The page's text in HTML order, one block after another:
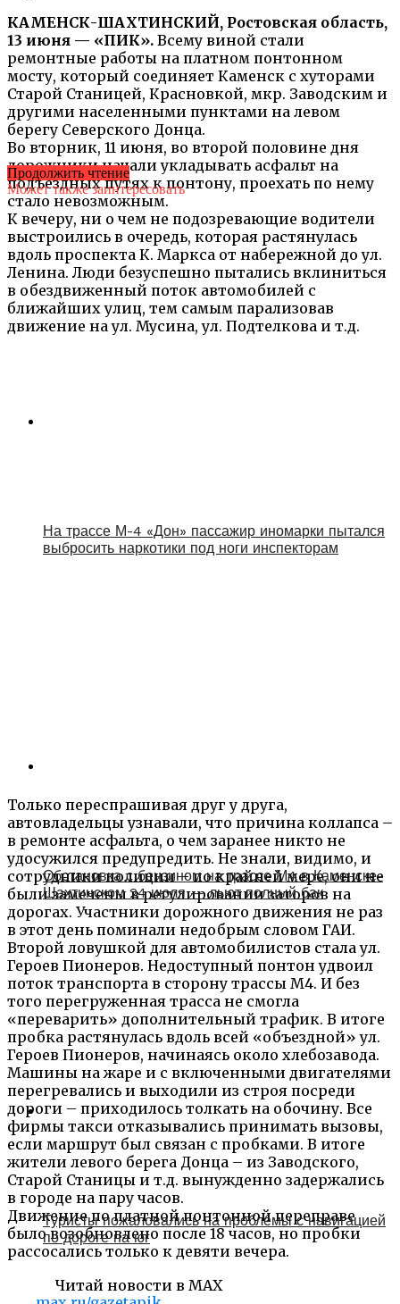
КАМЕНСК-ШАХТИНСКИЙ, Ростовская область,
13 июня — «ПИК». Всему виной стали
ремонтные работы на платном понтонном
мосту, который соединяет Каменск с хуторами
Старой Станицей, Красновкой, мкр. Заводским и
другими населенными пунктами на левом
берегу Северского Донца.
Во вторник, 11 июня, во второй половине дня
дорожники начали укладывать асфальт на
подъездных путях к понтону, проехать по нему
стало невозможным.
К вечеру, ни о чем не подозревающие водители
выстроились в очередь, которая растянулась
вдоль проспекта К. Маркса от набережной до ул.
Ленина. Люди безуспешно пытались вклиниться
в обездвиженный поток автомобилей с
ближайших улиц, тем самым парализовав
движение на ул. Мусина, ул. Подтелкова и т.д.
Только переспрашивая друг у друга,
автовладельцы узнавали, что причина коллапса –
в ремонте асфальта, о чем заранее никто не
удосужился предупредить. Не знали, видимо, и
сотрудники полиции – по крайней мере, они не
были замечены в регулировании заторов на
дорогах. Участники дорожного движения не раз
в этот день поминали недобрым словом ГАИ.
Второй ловушкой для автомобилистов стала ул.
Героев Пионеров. Недоступный понтон удвоил
поток транспорта в сторону трассы М4. И без
того перегруженная трасса не смогла
«переварить» дополнительный трафик. В итоге
пробка растянулась вдоль всей «объездной» ул.
Героев Пионеров, начинаясь около хлебозавода.
Машины на жаре и с включенными двигателями
перегревались и выходили из строя посреди
дороги – приходилось толкать на обочину. Все
фирмы такси отказывались принимать вызовы,
если маршрут был связан с пробками. В итоге
жители левого берега Донца – из Заводского,
Старой Станицы и т.д. вынужденно задержались
в городе на пару часов.
Движение по платной понтонной переправе
было возобновлено после 18 часов, но пробки
рассосались только к девяти вечера.
Читай новости в MAX
Продолжить чтение
Может также заинтересовать
На трассе М-4 «Дон» пассажир иномарки пытался
выбросить наркотики под ноги инспекторам
Обстановка с бензином на трассе М4 в Каменске-
Шахтинском 24 июля — льют полный бак
Туристы пожаловались на проблемы с навигацией
по дороге на юг